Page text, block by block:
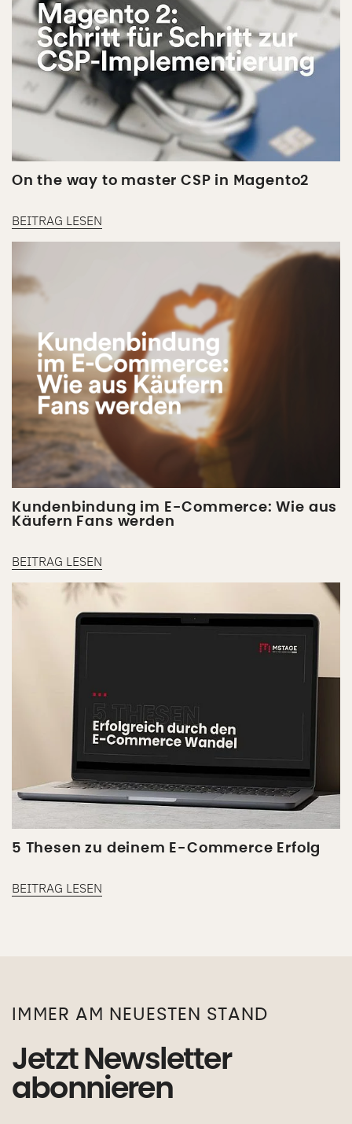
On the way to master CSP in Magento2
BEITRAG LESEN
Kundenbindung im E-Commerce: Wie aus
Käufern Fans werden
BEITRAG LESEN
5 Thesen zu deinem E-Commerce Erfolg
BEITRAG LESEN
IMMER AM NEUESTEN STAND
Jetzt Newsletter
abonnieren